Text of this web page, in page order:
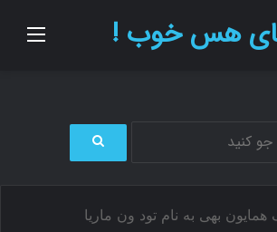
هس خوب !
ج
ج
همایون بهی به نام تود ون ماریا